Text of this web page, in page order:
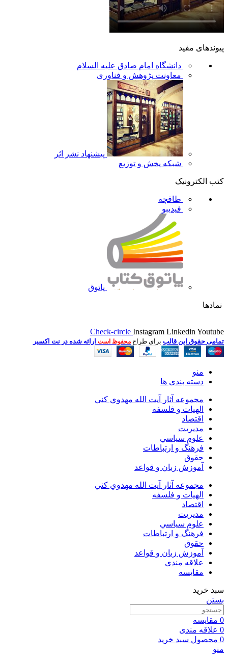
پیوندهای مفید
دانشگاه امام صادق علیه السلام
معاونت پژوهش و فناوری
پیشنهاد نشر اثر
شبکه پخش و توزیع
کتب الکترونیک
طاقچه
فیدیبو
پاتوق
نمادها
Check-circle Instagram Linkedin Youtube
تمامی حقوق این قالب برای طراح محفوظ است ارائه شده در نت اکسیر
منو
دسته بندی ها
مجموعه آثار آيت الله مهدوي كني
الهیات و فلسفه
اقتصاد
مديريت
علوم سياسي
فرهنگ و ارتباطات
حقوق
آموزش زبان و قواعد
مجموعه آثار آيت الله مهدوي كني
الهیات و فلسفه
اقتصاد
مديريت
علوم سياسي
فرهنگ و ارتباطات
حقوق
آموزش زبان و قواعد
علاقه مندی
مقایسه
سبد خرید
بستن
0 مقایسه
0 علاقه مندی
0 محصول سبد خرید
منو